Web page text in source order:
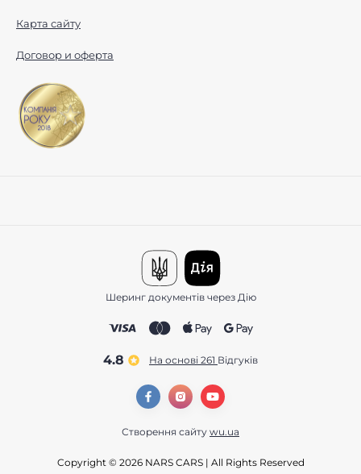
Карта сайту
Договор и оферта
Шеринг документів через Дію
4.8 На основі 261 відгуків
Створення сайту wu.ua
Copyright © 2026 NARS CARS | All Rights Reserved